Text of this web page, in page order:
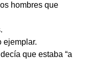
hombres que
ejemplar.
que estaba “a